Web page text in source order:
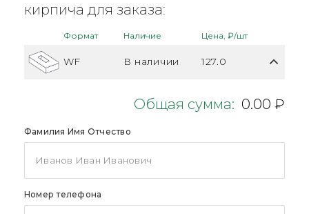
кирпича для заказа:
Формат Наличие Цена, ₽/шт
WF В наличии 127.0
Общая сумма: 0.00 ₽
Фамилия Имя Отчество
Номер телефона